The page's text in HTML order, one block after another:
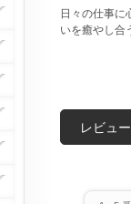
日々の仕事に
いを癒やし合
レビュ